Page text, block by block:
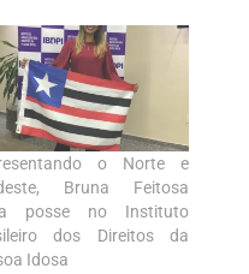
o Norte e
Bruna Feitosa
posse no Instituto
dos Direitos da
Idosa